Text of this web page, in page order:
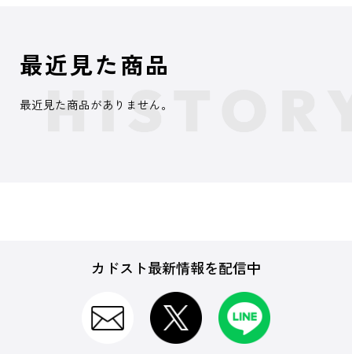
最近見た商品
最近見た商品がありません。
カドスト最新情報を配信中